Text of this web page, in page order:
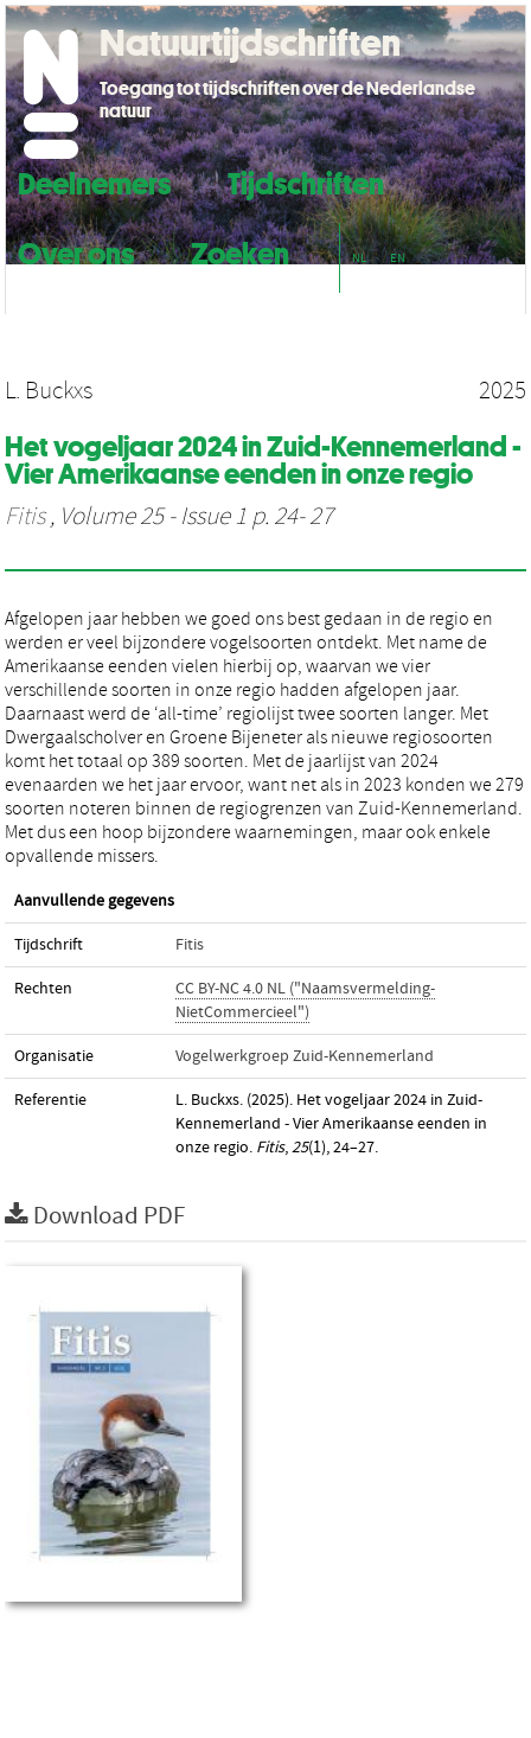
Deelnemers
Tijdschriften
Over ons
Zoeken NL EN
Natuurtijdschriften
Toegang tot tijdschriften over de Nederlandse
natuur
L. Buckxs 2025
Het vogeljaar 2024 in Zuid-Kennemerland -
Vier Amerikaanse eenden in onze regio
Fitis, Volume 25 - Issue 1 p. 24- 27
Afgelopen jaar hebben we goed ons best gedaan in de regio en
werden er veel bijzondere vogelsoorten ontdekt. Met name de
Amerikaanse eenden vielen hierbij op, waarvan we vier
verschillende soorten in onze regio hadden afgelopen jaar.
Daarnaast werd de ‘all-time’ regiolijst twee soorten langer. Met
Dwergaalscholver en Groene Bijeneter als nieuwe regiosoorten
komt het totaal op 389 soorten. Met de jaarlijst van 2024
evenaarden we het jaar ervoor, want net als in 2023 konden we 279
soorten noteren binnen de regiogrenzen van Zuid-Kennemerland.
Met dus een hoop bijzondere waarnemingen, maar ook enkele
opvallende missers.
Aanvullende gegevens
Tijdschrift Fitis
Rechten
CC BY-NC 4.0 NL ("Naamsvermelding-
NietCommercieel")
Organisatie Vogelwerkgroep Zuid-Kennemerland
Referentie
L. Buckxs. (2025). Het vogeljaar 2024 in Zuid-
Kennemerland - Vier Amerikaanse eenden in
onze regio. Fitis,25(1), 24–27.
Download PDF